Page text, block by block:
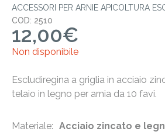
ACCESSORI PER ARNIE APICOLTURA
COD: 2510
12,00€
Non disponibile
Escludiregina a griglia in acciaio
telaio in legno per arnia da 10 favi.
Materiale: Acciaio zincato e